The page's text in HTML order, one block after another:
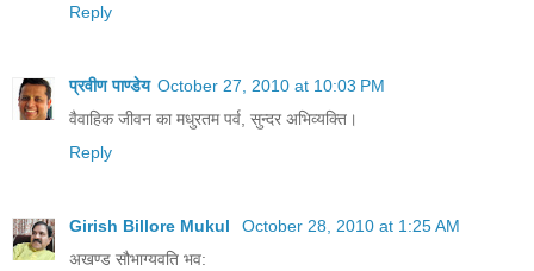
Reply
प्रवीण पाण्डेय October 27, 2010 at 10:03 PM
वैवाहिक जीवन का मधुरतम पर्व, सुन्दर अभिव्यक्ति।
Reply
Girish Billore Mukul
October 28, 2010 at 1:25 AM
अखण्ड सौभाग्यवति भव: